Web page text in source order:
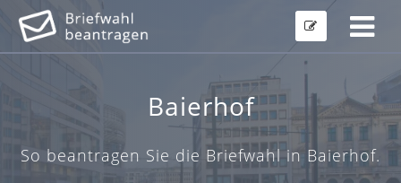
Baierhof
So beantragen Sie die Briefwahl in Baierhof.